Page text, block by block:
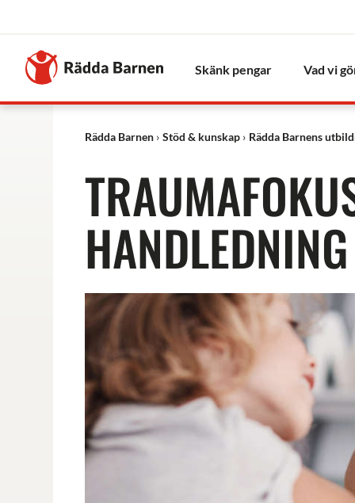
Till
Rädda
Barnens
startsida
Skänk pengar Vad vi
Rädda Barnen Stöd & kunskap Rädda Barnens
HANDLEDNING